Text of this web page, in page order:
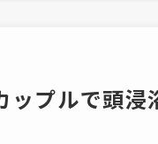
ップルで頭